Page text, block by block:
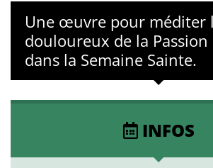
Une œuvre pour méditer
douloureux de la
dans la Semaine Sainte.
INFOS